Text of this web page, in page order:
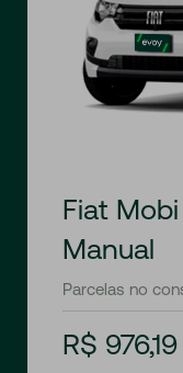
Fiat Mobi
Manual
Parcelas no
R$